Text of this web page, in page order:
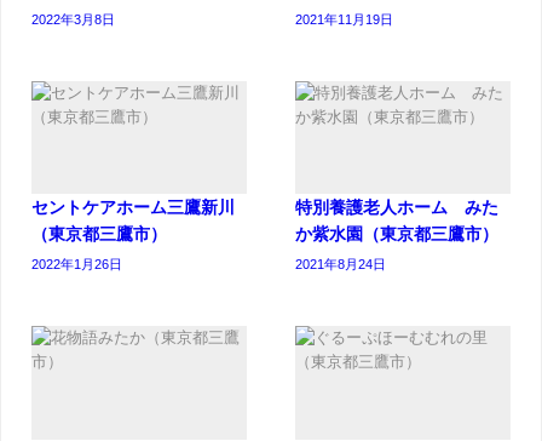
2022年3月8日 2021年11月19日
セントケアホーム三鷹新川
（東京都三鷹市）
2022年1月26日
特別養護老人ホーム みた
か紫水園（東京都三鷹市）
2021年8月24日